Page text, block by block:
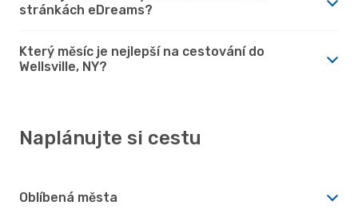
stránkách eDreams?
Který měsíc je nejlepší na cestování do
Wellsville, NY?
Naplánujte si cestu
Oblíbená města